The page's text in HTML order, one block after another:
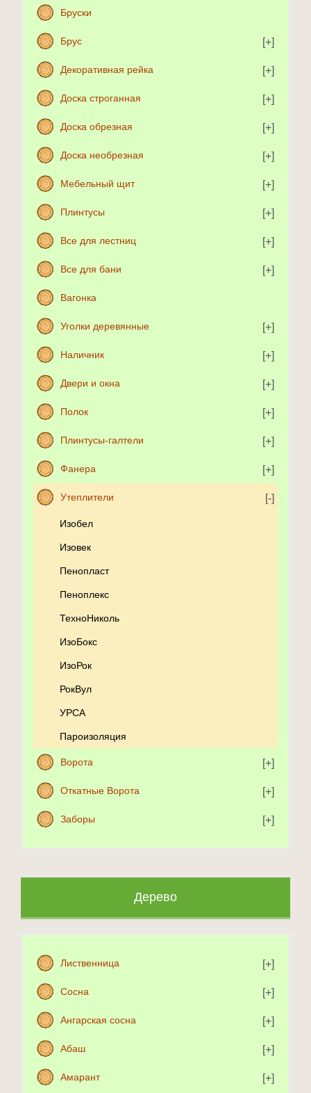
Бруски
Брус
Декоративная рейка
Доска строганная
Доска обрезная
Доска необрезная
Мебельный щит
Плинтусы
Все для лестниц
Все для бани
Вагонка
Уголки деревянные
Наличник
Двери и окна
Полок
Плинтусы-галтели
Фанера
Утеплители
Изобел
Изовек
Пенопласт
Пеноплекс
ТехноНиколь
ИзоБокс
ИзоРок
РокВул
УРСА
Пароизоляция
Ворота
Откатные Ворота
Заборы
Дерево
Лиственница
Сосна
Ангарская сосна
Абаш
Амарант